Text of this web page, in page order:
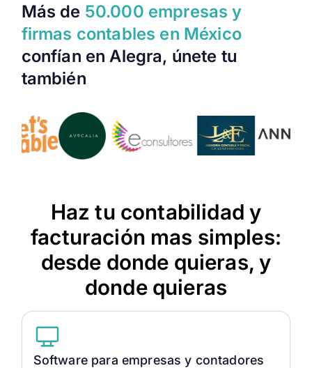
Más de 50.000 empresas y
firmas contables en México
confían en Alegra, únete tu
también
Haz tu contabilidad y
facturación mas simples:
desde donde quieras, y
donde quieras
Software para empresas y contadores